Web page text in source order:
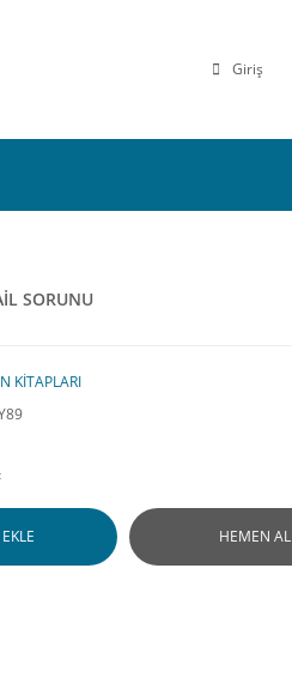
Giriş
SORUNU
KİTAPLARI
HEMEN AL